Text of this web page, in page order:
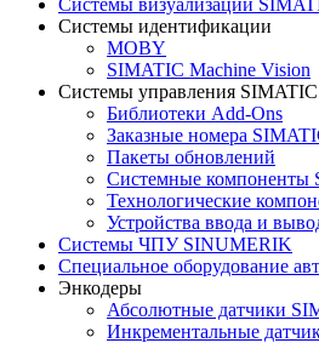
Системы визуализации
Системы идентификации
MOBY
SIMATIC Machine Vision
Системы управления SIMATIC
Библиотеки Add-Ons
Заказные номера
Пакеты обновлений
Системные компоненты
Технологические
Устройства ввода и
Системы ЧПУ SINUMERIK
Специальное оборудование
Энкодеры
Абсолютные датчики
Инкрементальные